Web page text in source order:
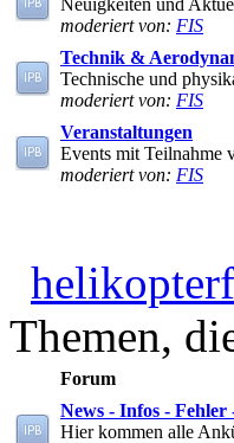
moderiert von: FIS
Technik &
Technische und
moderiert von: FIS
Veranstaltungen
Events mit Teilnahme
moderiert von: FIS
Themen,
Forum
News - Infos - Fehler
Hier kommen alle